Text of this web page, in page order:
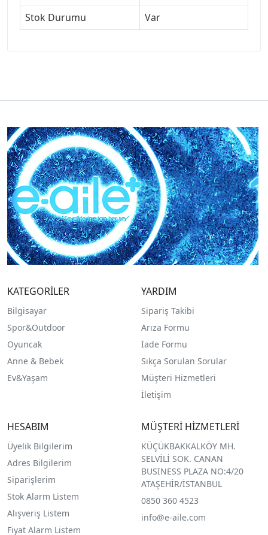
Stok Durumu
Var
KATEGORİLER
Bilgisayar
Spor&Outdoor
Oyuncak
Anne & Bebek
Ev&Yaşam
YARDIM
Sipariş Takibi
Arıza Formu
İade Formu
Sıkça Sorulan Sorular
Müşteri Hizmetleri
İletişim
HESABIM
Üyelik Bilgilerim
Adres Bilgilerim
Siparişlerim
Stok Alarm Listem
Alışveriş Listem
Fiyat Alarm Listem
MÜŞTERİ HİZMETLERİ
KÜÇÜKBAKKALKÖY MH.
SELVİLİ SOK. CANAN
BUSINESS PLAZA NO:4/20
ATAŞEHİR/İSTANBUL
0850 360 4523
info@e-aile.com